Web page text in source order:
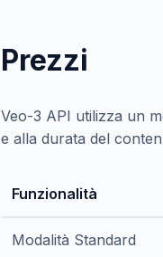
Prezzi
Veo-3 API utilizza un
e alla durata del
Funzionalità
Modalità Standard